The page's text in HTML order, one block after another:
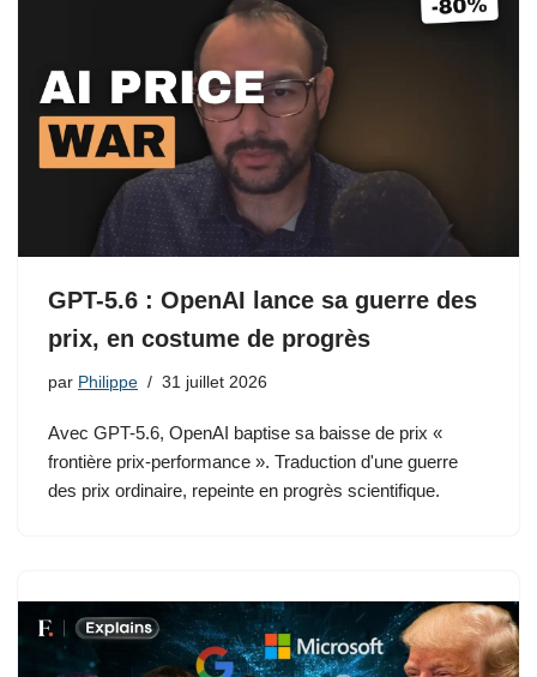
GPT-5.6 : OpenAI lance sa guerre des
prix, en costume de progrès
par Philippe 31 juillet 2026
Avec GPT-5.6, OpenAI baptise sa baisse de prix «
frontière prix-performance ». Traduction d'une guerre
des prix ordinaire, repeinte en progrès scientifique.